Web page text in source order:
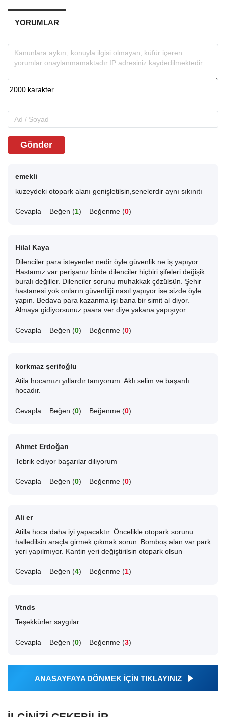
YORUMLAR
Gönder
emekli
kuzeydeki otopark alanı genişletilsin,senelerdir aynı sıkınıtı
Cevapla Beğen (1) Beğenme (0)
Hilal Kaya
Dilenciler para isteyenler nedir öyle güvenlik ne iş yapıyor.
Hastamız var perişanız birde dilenciler hiçbiri şifeleri değişik
buralı değiller. Dilenciler sorunu muhakkak çözülsün. Şehir
hastanesi yok onların güvenliği nasıl yapıyor ise sizde öyle
yapın. Bedava para kazanma işi bana bir simit al diyor.
Almaya gidiyorsunuz paara ver diye yakana yapışıyor.
Cevapla Beğen (0) Beğenme (0)
korkmaz şerifoğlu
Atila hocamızı yıllardır tanıyorum. Aklı selim ve başarılı
hocadır.
Cevapla Beğen (0) Beğenme (0)
Ahmet Erdoğan
Tebrik ediyor başarılar diliyorum
Cevapla Beğen (0) Beğenme (0)
Ali er
Atilla hoca daha iyi yapacaktır. Öncelikle otopark sorunu
halledilsin araçla girmek çıkmak sorun. Bomboş alan var park
yeri yapılmıyor. Kantin yeri değiştirilsin otopark olsun
Cevapla Beğen (4) Beğenme (1)
Vtnds
Teşekkürler saygılar
Cevapla Beğen (0) Beğenme (3)
ANASAYFAYA DÖNMEK İÇİN TIKLAYINIZ